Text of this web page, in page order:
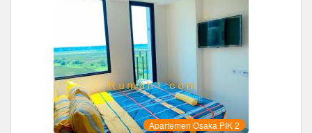
Apartemen Osaka PIK 2